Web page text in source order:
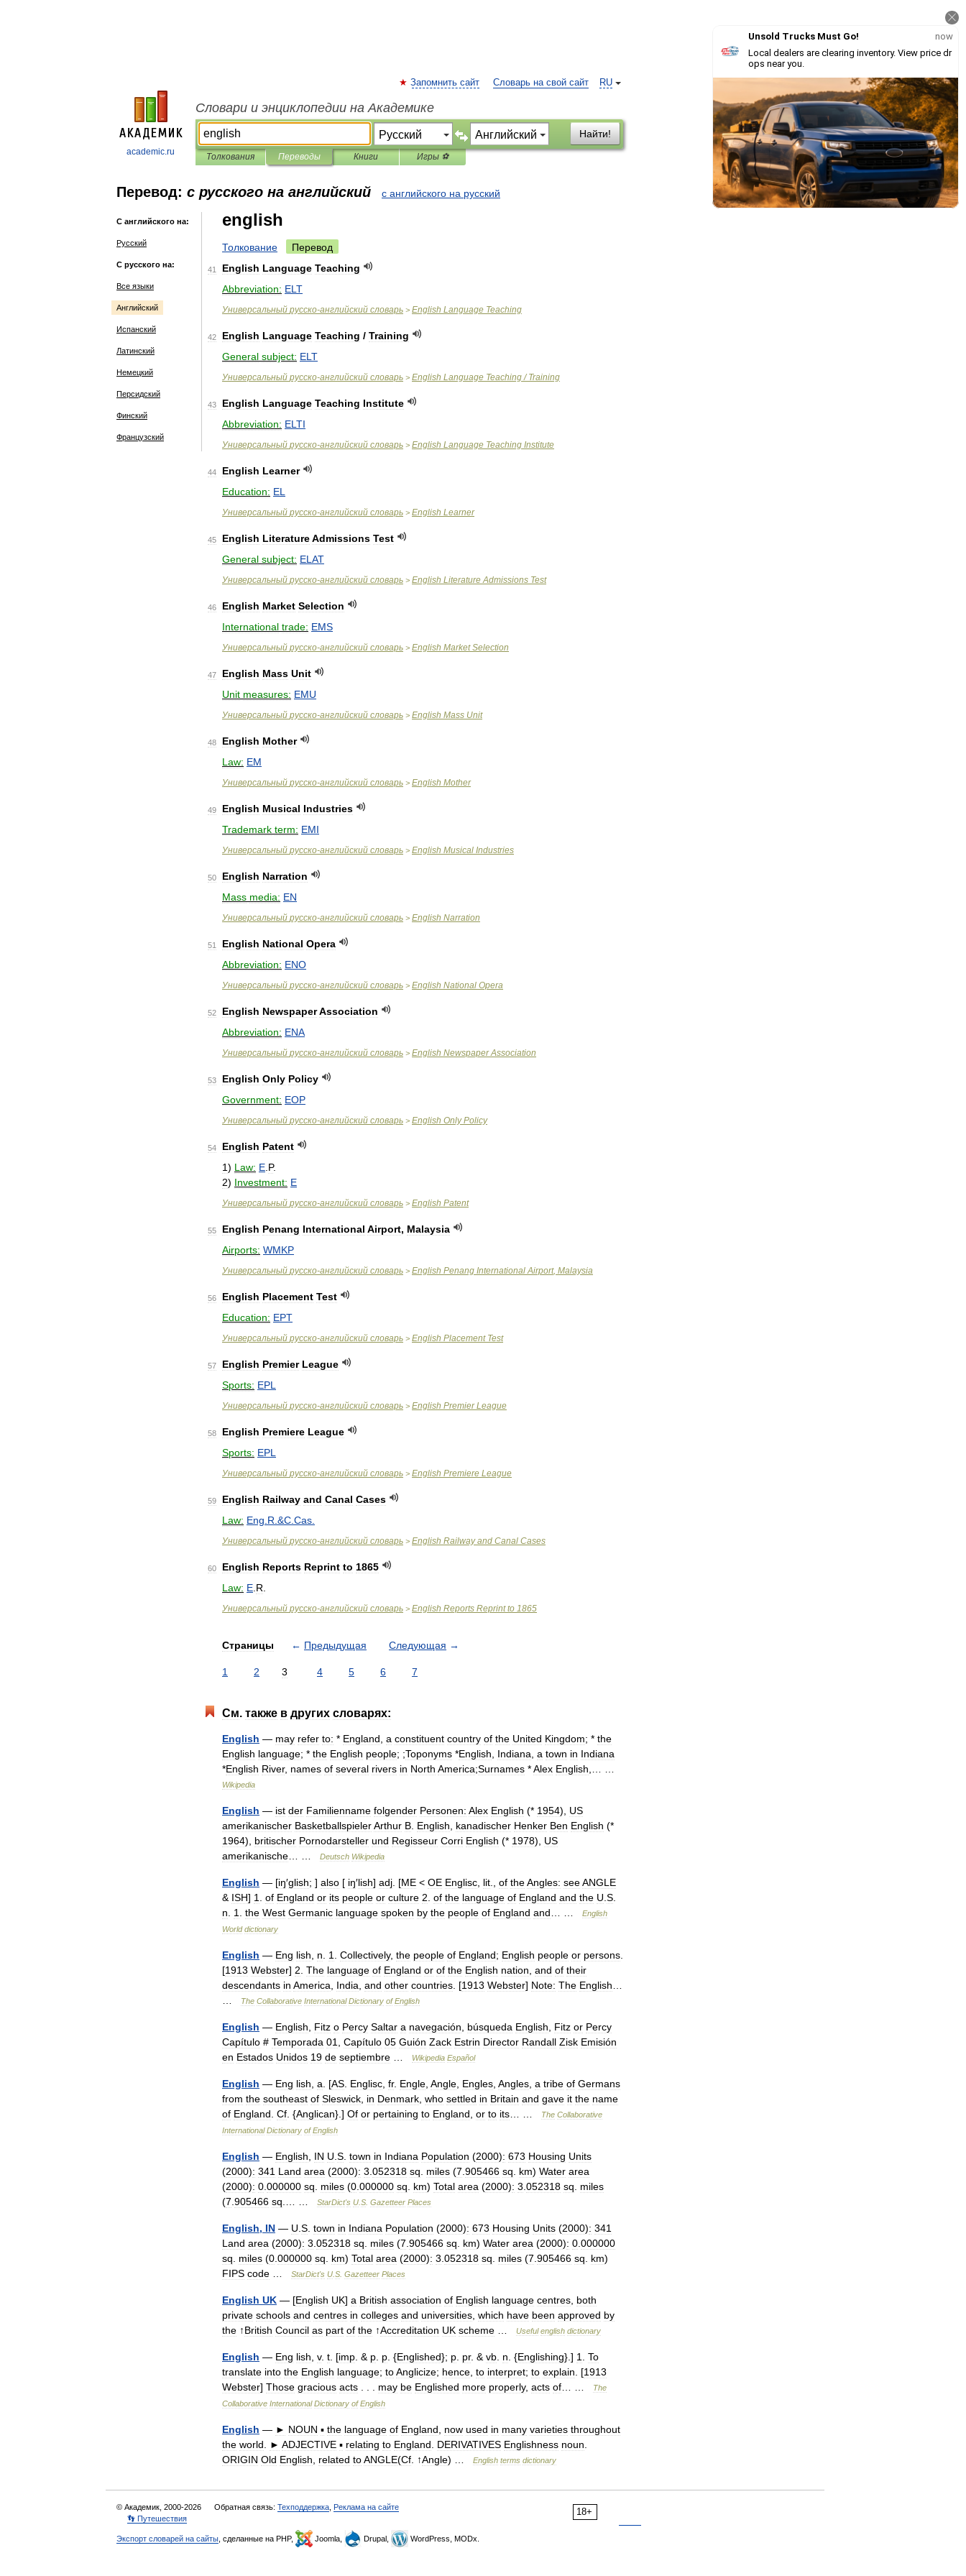
academic.ru
RU
Запомнить сайт Словарь на свой сайт
Словари и энциклопедии на Академике
Найти!
Толкования Переводы Книги Игры ⚽
Перевод: с русского на английский с английского на русский
С английского на:
Русский
С русского на:
Все языки
Английский
Испанский
Латинский
Немецкий
Персидский
Финский
Французский
english
Толкование Перевод
41 English Language Teaching
Abbreviation: ELT
Универсальный русско-английский словарь > English Language Teaching
42 English Language Teaching / Training
General subject: ELT
Универсальный русско-английский словарь > English Language Teaching/Training
43 English Language Teaching Institute
Abbreviation: ELTI
Универсальный русско-английский словарь > English Language Teaching Institute
44 English Learner
Education: EL
Универсальный русско-английский словарь > English Learner
45 English LiteratureAdmissions Test
General subject: ELAT
Универсальный русско-английский словарь > English Literature Admissions Test
46 English Market Selection
International trade: EMS
Универсальный русско-английский словарь > English Market Selection
47 English Mass Unit
Unit measures: EMU
Универсальный русско-английский словарь > English Mass Unit
48 English Mother
Law: EM
Универсальный русско-английский словарь > English Mother
49 English Musical Industries
Trademark term: EMI
Универсальный русско-английский словарь > English Musical Industries
50 English Narration
Mass media: EN
Универсальный русско-английский словарь > English Narration
51 English National Opera
Abbreviation: ENO
Универсальный русско-английский словарь > English National Opera
52 English NewspaperAssociation
Abbreviation: ENA
Универсальный русско-английский словарь > English Newspaper Association
53 English Only Policy
Government: EOP
Универсальный русско-английский словарь > English Only Policy
54 English Patent
1) Law: E P.
2) Investment: E
Универсальный русско-английский словарь > English Patent
55 English Penang International Airport, Malaysia
Airports: WMKP
Универсальный русско-английский словарь > English Penang International Airport, Malaysia
56 English Placement Test
Education: EPT
Универсальный русско-английский словарь > English Placement Test
57 English Premier League
Sports: EPL
Универсальный русско-английский словарь > English Premier League
58 English Premiere League
Sports: EPL
Универсальный русско-английский словарь > English Premiere League
59 English Railway and Canal Cases
Law: Eng R .&C Cas
Универсальный русско-английский словарь > English Railway and Canal Cases
60 English Reports Reprint to 1865
Law: E R
Универсальный русско-английский словарь > English Reports Reprint to 1865
Страницы ← Предыдущая Следующая →
1 2 3 4 5 6 7
См. также в других словарях:
English — may refer to: * England a constituent country of the United Kingdom; * the
English language; * the English people; ;Toponyms *English Indiana a town in Indiana
*English River, names of several rivers in North America;Surnames *Alex English
Wikipedia
English — ist der Familienname folgender Personen: Alex English (* 1954), US
amerikanischer BasketballspielerArthur B English kanadischer Henker Ben English (*
1964), britischer Pornodarsteller und Regisseur Corri English (* 1978), US
amerikanische
Deutsch Wikipedia
English — [iŋ′glish; ] also [ iŋ′lish] adj . [ME < OE Englisc lit of theAngles: seeANGLE
& ISH] 1 of England or its people or culture 2 of the language of England and the U S
n
1 the West Germanic language spoken by the people of England and
English
World dictionary
English — Eng lish n 1 Collectively, the people of England; English people or persons
[1913 Webster] 2 The language of England or of the English nation and of their
descendants in America India and other countries . [1913 Webster] Note: The English
The Collaborative International Dictionary of English
English — English Fitz o Percy Saltar a navegación búsqueda English Fitz or Percy
Capítulo # Temporada 01 Capítulo 05 Guión Zack Estrin Director Randall Zisk Emisión
en Estados Unidos 19 de septiembre Wikipedia Español
English — Eng lish a . [AS Englisc fr. Engle Angle Engles Angles a tribe of Germans
from the southeast of Sleswick in Denmark who settled in Britain and gave it the name
of England Cf . {Anglican}.] Of or pertaining to England or to its The Collaborative
International Dictionary of English
English — English IN U S town in Indiana Population (2000): 673 Housing Units
(2000): 341 Land area (2000): 3 052318 sq miles (7 905466 sq km) Water area
(2000): 0 000000 sq miles (0 000000 sq km) Total area (2000): 3 052318 sq
miles
(7 905466 sq StarDict's U S Gazetteer Places
English, IN — U S town in Indiana Population (2000): 673 Housing Units (2000): 341
Land area (2000): 3 052318 sq miles (7 905466 sq km) Water area (2000): 0 000000
sq
miles (0 000000 sq km) Total area (2000): 3 052318 sq miles (7 905466 sq km)
FIPS code StarDict's U S Gazetteer Places
English UK — [English UK] a British association of English language centres both
private schools and centres in colleges and universities which have been approved by
the ↑British Council as part of the ↑Accreditation UK scheme Useful english dictionary
English — Eng lish v. t . [imp . & p p . {Englished}; p pr. & vb n . {Englishing}.] 1
To
translate into the English language; toAnglicize; hence to interpret; to explain . [1913
Webster] Those gracious acts may be Englished more properly, acts of
The
Collaborative International Dictionary of English
English — ► NOUN ▪ the language of England now used in many varieties throughout
the world ► ADJECTIVE ▪ relating to England DERIVATIVES Englishness noun
ORIGIN Old English related toANGLE(Cf . ↑Angle) … English terms dictionary
18+
© Академик, 2000-2026 Обратная связь: Техподдержка Реклама на сайте
👣 Путешествия
Экспорт словарей на сайты , сделанные на PHP, Joomla, Drupal, WordPress, MODx.